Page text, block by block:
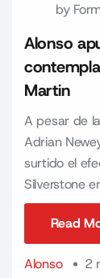
by
Alonso
Martin
A pesar de
Adrian
surtido el
Silverstone
Read
Alonso
2